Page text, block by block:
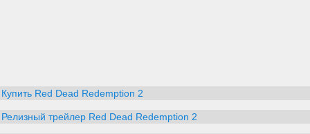
Купить Red Dead Redemption 2
Релизный трейлер Red Dead Redemption 2